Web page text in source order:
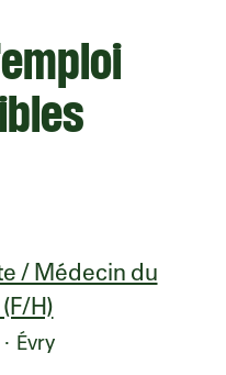
/ Médecin du
H)
· Évry